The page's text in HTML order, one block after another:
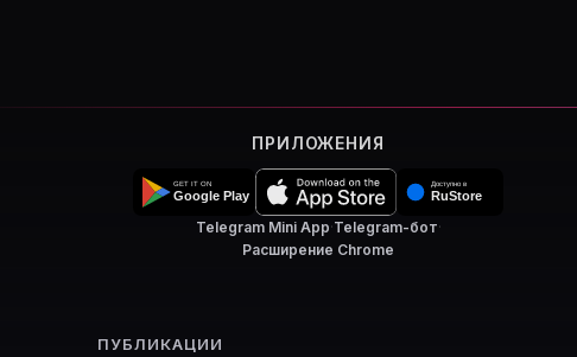
ПРИЛОЖЕНИЯ
Telegram Mini App·Telegram-бот·
Расширение Chrome
ПУБЛИКАЦИИ